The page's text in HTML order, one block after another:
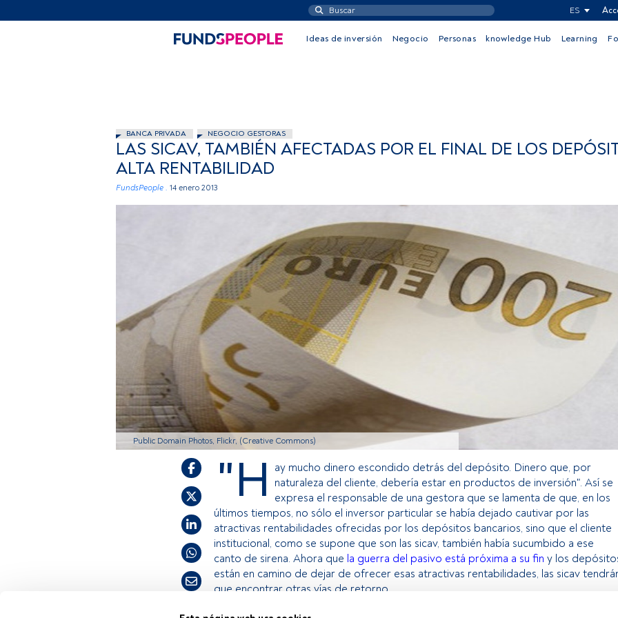
ES
Ideas de inversión Negocio Personas knowledge Hub Learning
BANCA PRIVADA NEGOCIO GESTORAS
LAS SICAV, TAMBIÉN AFECTADAS POR EL FINAL DE LOS
ALTA RENTABILIDAD
FundsPeople . 14 enero 2013
Public Domain Photos, Flickr, (Creative Commons)
"H
ay mucho dinero escondido detrás del depósito. Dinero que, por
naturaleza del cliente, debería estar en productos de inversión". Así se
expresa el responsable de una gestora que se lamenta de que, en los
últimos tiempos, no sólo el inversor particular se había dejado cautivar por las
atractivas rentabilidades ofrecidas por los depósitos bancarios, sino que el cliente
institucional, como se supone que son las sicav, también había sucumbido a ese
canto de sirena. Ahora que la guerra del pasivo está próxima a su fin y los
están en camino de dejar de ofrecer esas atractivas rentabilidades, las sicav
que encontrar otras vías de retorno.